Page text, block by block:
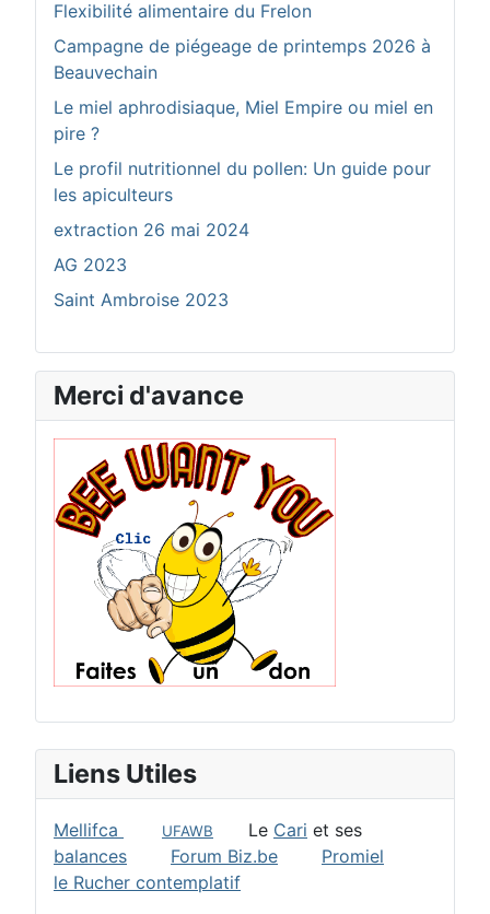
Flexibilité alimentaire du Frelon
Campagne de piégeage de printemps 2026 à
Beauvechain
Le miel aphrodisiaque, Miel Empire ou miel en
pire ?
Le profil nutritionnel du pollen: Un guide pour
les apiculteurs
extraction 26 mai 2024
AG 2023
Saint Ambroise 2023
Merci d'avance
Liens Utiles
Mellifca UFAWB Le Cari et ses
balances
Forum Biz.be
Promiel
le Rucher contemplatif